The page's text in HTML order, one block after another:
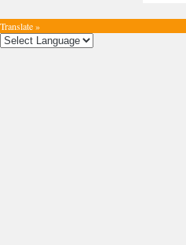
Translate »